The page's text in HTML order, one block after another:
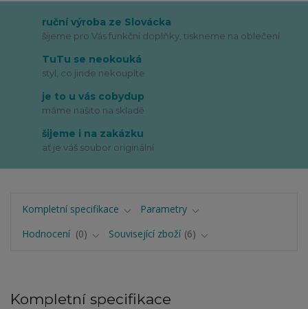
ruční výroba ze Slovácka
šijeme pro Vás funkční doplňky, tiskneme na oblečení
TuTu se neokouká
styl, co jinde nekoupíte
je to u vás cobydup
máme našito na skladě
šijeme i na zakázku
ať je váš soubor originální
Kompletní specifikace
Parametry
Hodnocení
0 Související zboží 6
Kompletní specifikace